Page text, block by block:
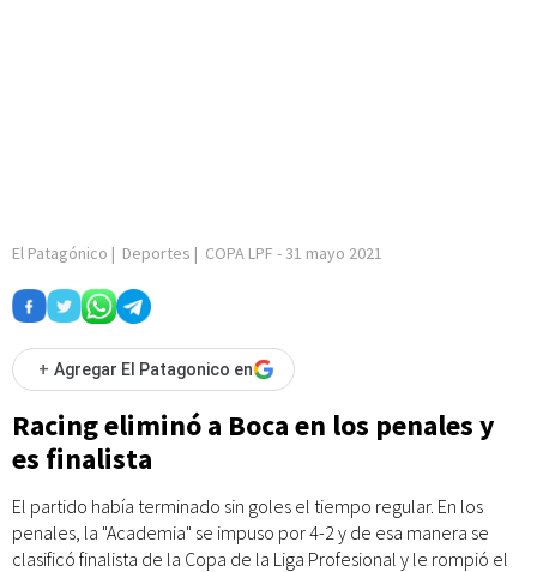
El Patagónico | Deportes | COPA LPF -31 mayo 2021
+ Agregar El Patagonico en
Racing eliminó a Boca en los penales y
es finalista
El partido había terminado sin goles el tiempo regular. En los
penales, la "Academia" se impuso por 4-2 y de esa manera se
clasificó finalista de la Copa de la Liga Profesional y le rompió el